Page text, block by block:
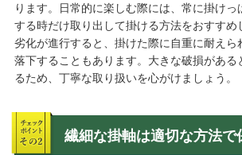
ります。日常的に楽しむ際には、常に掛け
する時だけ取り出して掛ける方法をおすすめ
劣化が進行すると、掛けた際に自重に耐えら
落下することもあります。大きな破損がある
るため、丁寧な取り扱いを心がけましょう。
繊細な掛軸は適切な方法で